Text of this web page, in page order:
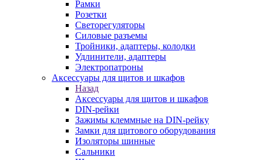
Рамки
Розетки
Светорегуляторы
Силовые разъемы
Тройники, адаптеры, колодки
Удлинители, адаптеры
Электропатроны
Аксессуары для щитов и шкафов
Назад
Аксессуары для щитов и шкафов
DIN-рейки
Зажимы клеммные на DIN-рейку
Замки для щитового оборудования
Изоляторы шинные
Сальники